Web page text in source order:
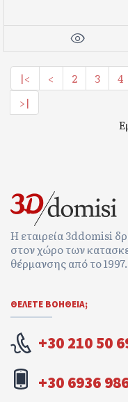
|< < 2 3 4
>|
Η εταιρεία 3ddomisi
στον χώρο των
θέρμανσης από το 1997.
ΘΕΛΕΤΕ ΒΟΉΘΕΙΑ;
+30 210 50
+30 6936